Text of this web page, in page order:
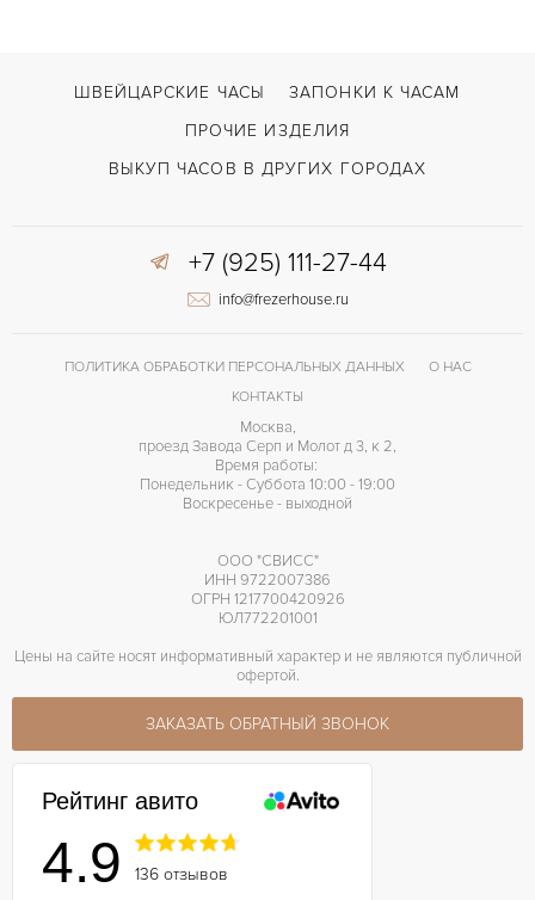
ВОЗМОЖНОСТИ ДОСТАВКИ С документами, С футляром
ЦВЕТ БРАСЛЕТА
ДЛИНА БРАСЛЕТА, ДЛИННАЯ СТОРОНА
КАЛИБР/МЕХАНИЗМ
ШВЕЙЦАРСКИЕ ЧАСЫ
ЗАПОНКИ К ЧАСАМ
ПРОЧИЕ ИЗДЕЛИЯ
ВЫКУП ЧАСОВ В ДРУГИХ ГОРОДАХ
+7 (925) 111-27-44
info@frezerhouse.ru
ПОЛИТИКА ОБРАБОТКИ ПЕРСОНАЛЬНЫХ ДАННЫХ
О НАС
КОНТАКТЫ
Москва,
проезд Завода Серп и Молот д 3, к 2,
Время работы:
Понедельник - Суббота 10:00 - 19:00
Воскресенье - выходной
ООО "СВИСС"
ИНН 9722007386
ОГРН 1217700420926
ЮЛ772201001
Цены на сайте носят информативный характер и не являются публичной
офертой.
ЗАКАЗАТЬ ОБРАТНЫЙ ЗВОНОК
Рейтинг авито
4.9 136 отзывов